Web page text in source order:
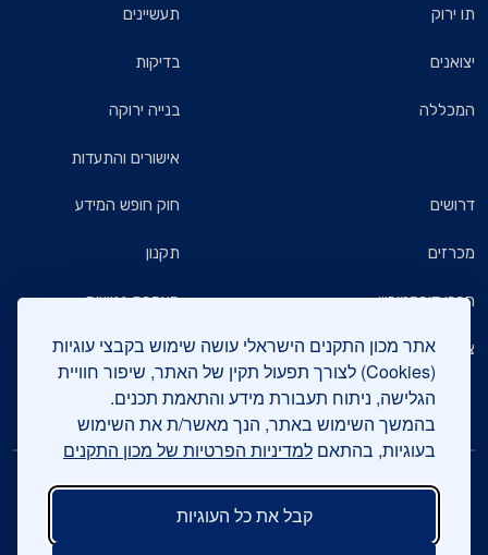
אתר מכון התקנים הישראלי עושה שימוש בקבצי עוגיות
(Cookies) לצורך תפעול תקין של האתר, שיפור חוויית
הגלישה, ניתוח תעבורת מידע והתאמת תכנים.
בהמשך השימוש באתר, הנך מאשר/ת את השימוש
בעוגיות, בהתאם למדיניות הפרטיות של מכון התקנים
קבל את כל העוגיות
תו ירוק
יצואנים
המכללה
תעשיינים
בדיקות
בנייה ירוקה
אישורים והתעדות
דרושים
מכרזים
חברי דירקטוריון
צרו קשר
חוק חופש המידע
תקנון
הצהרת נגישות
מדיניות הגנת הפרטיות
שאלות ותשובות כלליות
עיקבו אחרינו
צרו קשר